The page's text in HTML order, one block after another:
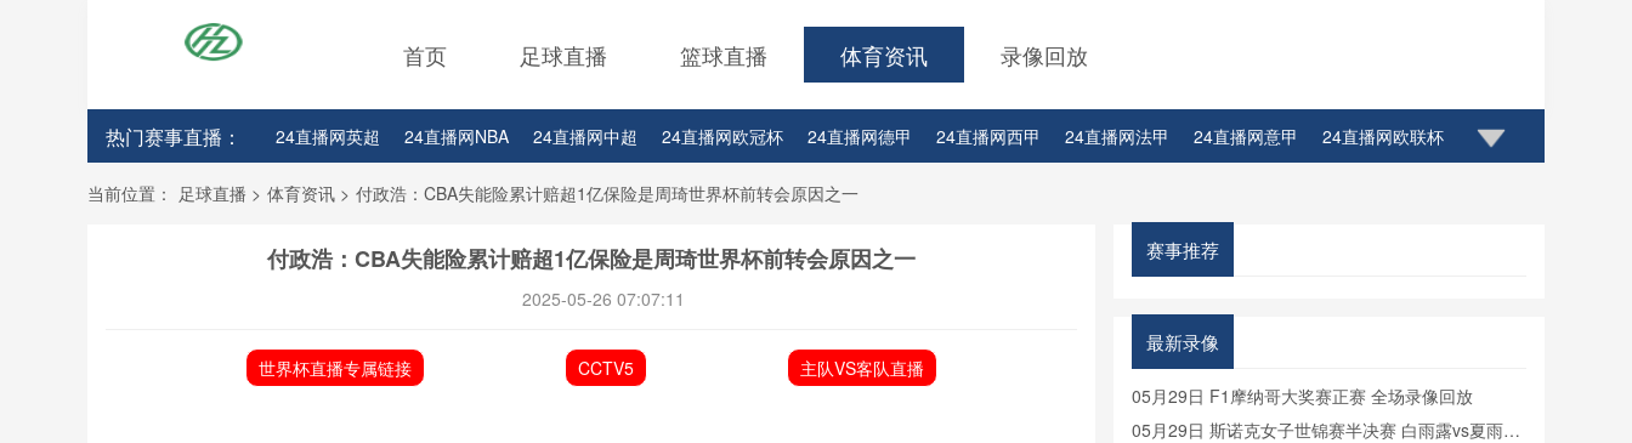
首页 足球直播 篮球直播 体育资讯 录像回放
热门赛事直播： 24直播网英超 24直播网NBA 24直播网中超 24直播网欧冠杯 24直播网德甲 24直播网西甲 24直播网法甲 24直播网意甲 24直播网欧联杯
24直播网亚洲杯 24直播网世亚预 24直播网中甲 24直播网日职联 24直播网韩K联
当前位置： 足球直播 > 体育资讯 > 付政浩：CBA失能险累计赔超1亿保险是周琦世界杯前转会原因之一
付政浩：CBA失能险累计赔超1亿保险是周琦世界杯前转会原因之一
2025-05-26 07:07:11
世界杯直播专属链接 CCTV5 主队VS客队直播
赛事推荐
最新录像
05月29日 F1摩纳哥大奖赛正赛 全场录像回放
05月29日 斯诺克女子世锦赛半决赛 白雨露vs夏雨滢